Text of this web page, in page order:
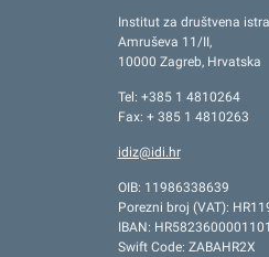
Institut za društvena
Amruševa 11/II,
10000 Zagreb, Hrvatska
Tel: +385 1 4810264
Fax: + 385 1 4810263
idiz@idi.hr
OIB: 11986338639
Porezni broj (VAT):
IBAN:
Swift Code: ZABAHR2X